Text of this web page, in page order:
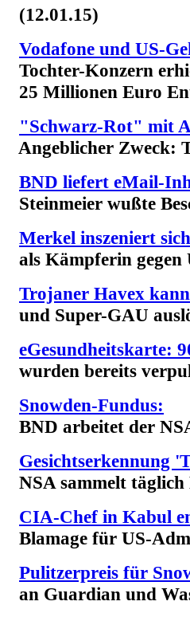
(12.01.15)
Vodafone und US-
Tochter-Konzern
25 Millionen Euro
"Schwarz-Rot" mit
Angeblicher Zweck:
BND liefert eMail-
Steinmeier wußte
Merkel inszeniert sich
als Kämpferin gegen
Trojaner Havex
und Super-GAU
eGesundheitskarte:
wurden bereits
Snowden-Fundus:
BND arbeitet der
Gesichtserkennung
NSA sammelt täglich
CIA-Chef in Kabul
Blamage für US-
Pulitzerpreis für
an Guardian und